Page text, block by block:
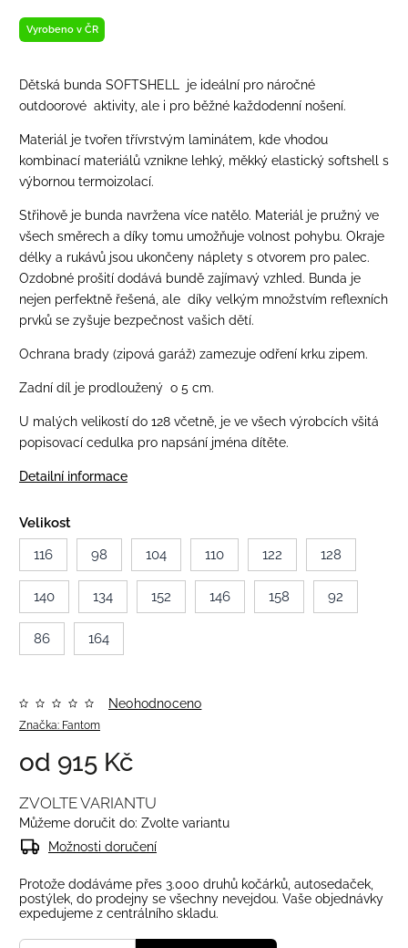
Vyrobeno v ČR
Dětská bunda SOFTSHELL je ideální pro náročné
outdoorové aktivity, ale i pro běžné každodenní nošení.
Materiál je tvořen třívrstvým laminátem, kde vhodou
kombinací materiálů vznikne lehký, měkký elastický softshell s
výbornou termoizolací.
Střihově je bunda navržena více natělo. Materiál je pružný ve
všech směrech a díky tomu umožňuje volnost pohybu. Okraje
délky a rukávů jsou ukončeny náplety s otvorem pro palec.
Ozdobné prošití dodává bundě zajímavý vzhled. Bunda je
nejen perfektně řešená, ale díky velkým množstvím reflexních
prvků se zyšuje bezpečnost vašich dětí.
Ochrana brady (zipová garáž) zamezuje odření krku zipem.
Zadní díl je prodloužený o 5 cm.
U malých velikostí do 128 včetně, je ve všech výrobcích všitá
popisovací cedulka pro napsání jména dítěte.
Detailní informace
Velikost
116
98 104 110 122 128
140 134 152 146 158 92
86 164
Značka: Fantom
Neohodnoceno
od 915 Kč
ZVOLTE VARIANTU
Můžeme doručit do: Zvolte variantu
Možnosti doručení
Protože dodáváme přes 3.000 druhů kočárků, autosedaček,
postýlek, do prodejny se všechny nevejdou. Vaše objednávky
expedujeme z centrálního skladu.